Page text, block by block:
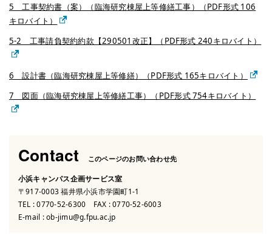
5 工事契約書（案）（臨海研究棟屋上等修繕工事）（PDF形式 106
キロバイト）
5-2 工事請負契約約款【290501改正】（PDF形式 240キロバイト）
6 設計書（臨海研究棟屋上等修繕）（PDF形式 165キロバイト）
7 図面（臨海研究棟屋上等修繕工事）（PDF形式 754キロバイト）
Contact このページのお問い合わせ先
小浜キャンパス企画サービス室
〒917-0003 福井県小浜市学園町1-1
TEL :0770-52-6300 FAX : 0770-52-6003
E-mail :ob-jimu@g.fpu.ac.jp